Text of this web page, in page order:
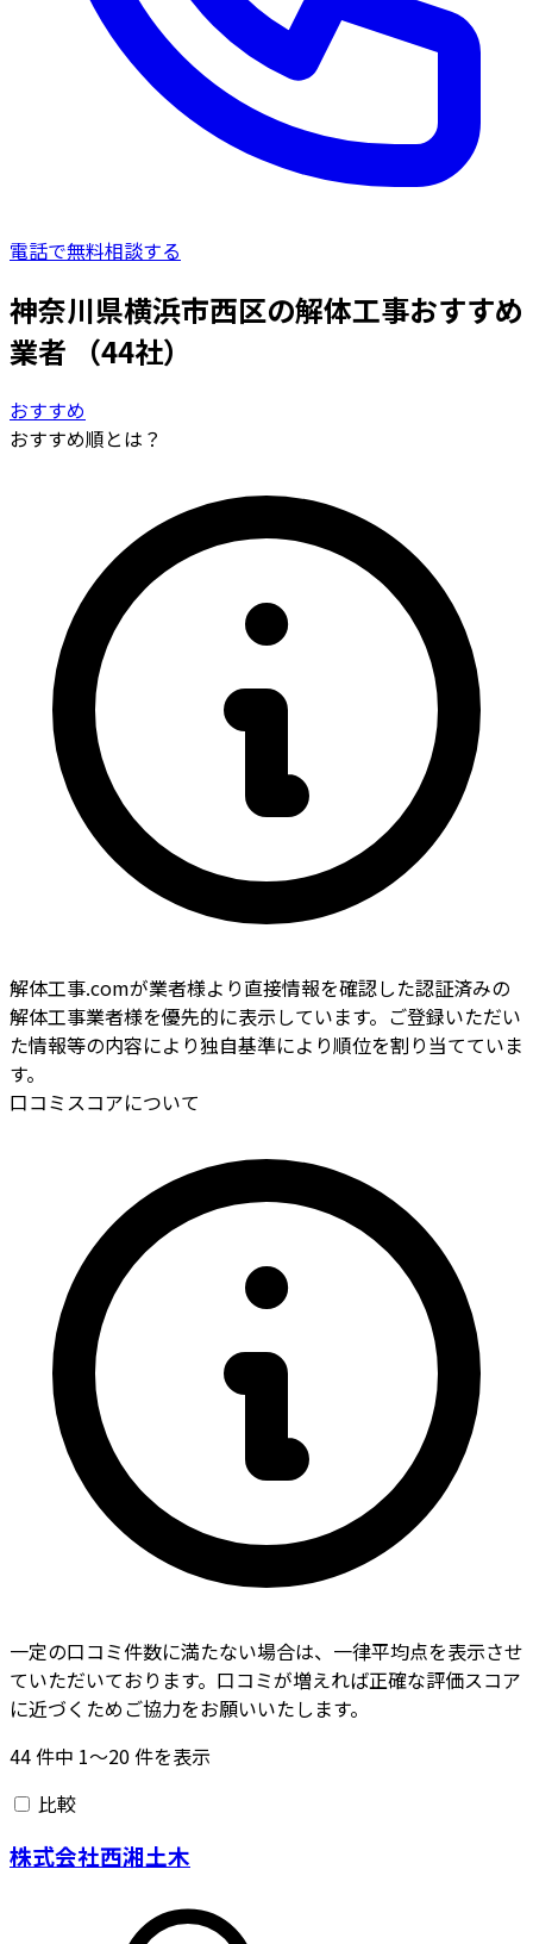
電話で無料相談する
神奈川県横浜市西区の解体工事おすすめ
業者
（44社）
おすすめ
おすすめ順とは？
解体工事.comが業者様より直接情報を確認した認証済みの
解体工事業者様を優先的に表示しています。ご登録いただい
た情報等の内容により独自基準により順位を割り当てていま
す。
口コミスコアについて
一定の口コミ件数に満たない場合は、一律平均点を表示させ
ていただいております。口コミが増えれば正確な評価スコア
に近づくためご協力をお願いいたします。
44件中 1〜20件を表示
比較
株式会社西湘土木